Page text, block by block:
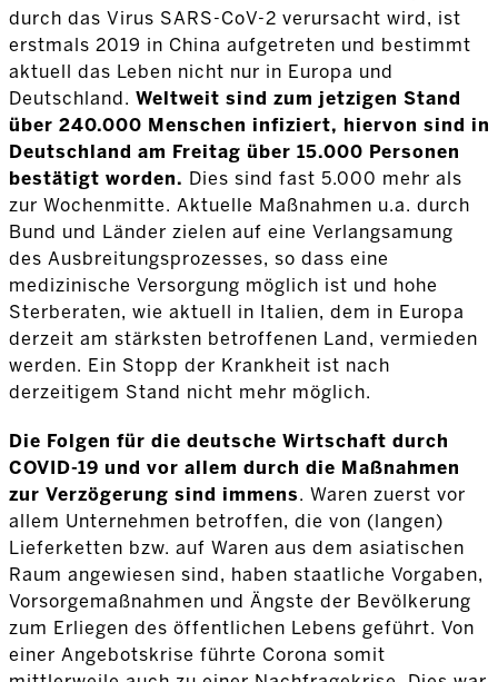
durch das Virus SARS-CoV-2 verursacht wird, ist
erstmals 2019 in China aufgetreten und bestimmt
aktuell das Leben nicht nur in Europa und
Deutschland. Weltweit sind zum jetzigen Stand
über 240.000 Menschen infiziert, hiervon sind in
Deutschland am Freitag über 15.000 Personen
bestätigt worden. Dies sind fast 5.000 mehr als
zur Wochenmitte. Aktuelle Maßnahmen u.a. durch
Bund und Länder zielen auf eine Verlangsamung
des Ausbreitungsprozesses, so dass eine
medizinische Versorgung möglich ist und hohe
Sterberaten, wie aktuell in Italien, dem in Europa
derzeit am stärksten betroffenen Land, vermieden
werden. Ein Stopp der Krankheit ist nach
derzeitigem Stand nicht mehr möglich.
Die Folgen für die deutsche Wirtschaft durch
COVID-19 und vor allem durch die Maßnahmen
zur Verzögerung sind immens. Waren zuerst vor
allem Unternehmen betroffen, die von (langen)
Lieferketten bzw. auf Waren aus dem asiatischen
Raum angewiesen sind, haben staatliche Vorgaben,
Vorsorgemaßnahmen und Ängste der Bevölkerung
zum Erliegen des öffentlichen Lebens geführt. Von
einer Angebotskrise führte Corona somit